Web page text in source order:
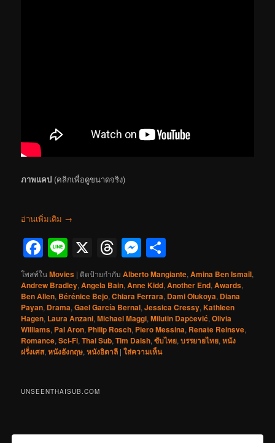
ภาพแคป (คลิกเพื่อดูขนาดจริง)
อ่านเพิ่มเติม →
Facebook
Line
X Threads
Messenger
โพสท์ในMovies | ติดป้ายกำกับ Alberto Mangiante,Amina Ben Ismaïl,
Andrew Bradley,Angela Bain,Anne Kidd,Another End,Awards,
Ben Allen, Bérénice Bejo,Chiara Ferrara, Dami Olukoya, Diana
Payan, Drama,Gael García Bernal,Jessica Cressy,Kathleen
Hagen, Laura Anzani,Michael Maggi,Milutin Dapčević,Olivia
Williams, Pal Aron, Philip Rosch, Piero Messina, Renate Reinsve,
Romance,Sci-Fi,Thai Sub,Tim Daish,ซับไทย,บรรยายไทย,หนัง
ฝรั่งเศส,หนังอังกฤษ,หนังอิตาลี |ใส่ความเห็น
UNSEENTHAISUB.COM